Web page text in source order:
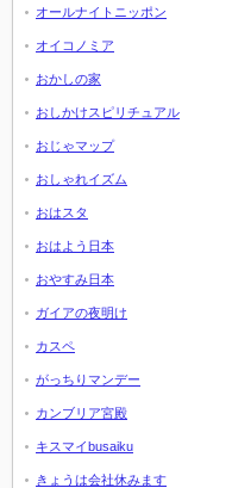
オールナイトニッポン
オイコノミア
おかしの家
おしかけスピリチュアル
おじゃマップ
おしゃれイズム
おはスタ
おはよう日本
おやすみ日本
ガイアの夜明け
カスペ
がっちりマンデー
カンブリア宮殿
キスマイbusaiku
きょうは会社休みます